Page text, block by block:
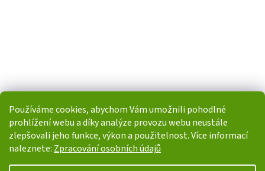
Používáme cookies, abychom Vám umožnili pohodlné
prohlížení webu a díky analýze provozu webu neustále
zlepšovali jeho funkce, výkon a použitelnost. Více informací
naleznete: Zpracování osobních údajů